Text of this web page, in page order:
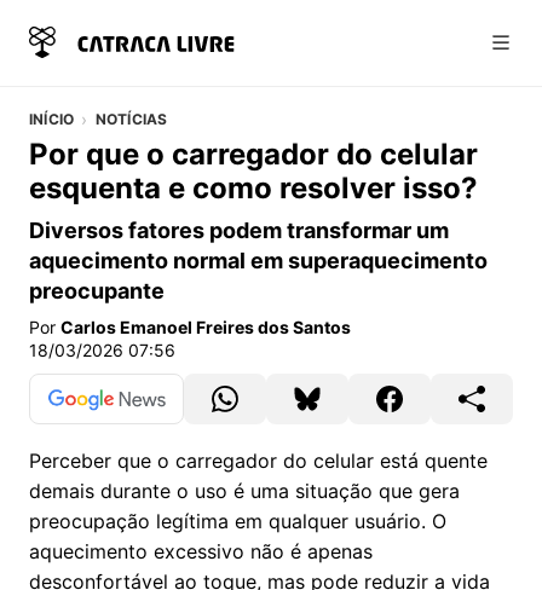
INÍCIO NOTÍCIAS
Por que o carregador do celular
esquenta e como resolver isso?
Diversos fatores podem transformar um
aquecimento normal em superaquecimento
preocupante
Por Carlos Emanoel Freires dos Santos
18/03/2026 07:56
Perceber que o carregador do celular está quente
demais durante o uso é uma situação que gera
preocupação legítima em qualquer usuário. O
aquecimento excessivo não é apenas
desconfortável ao toque, mas pode reduzir a vida